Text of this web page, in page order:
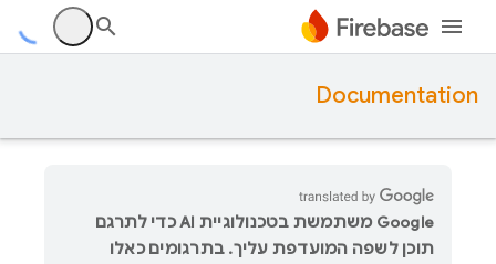
Documentation
‫Google משתמשת בטכנולוגיית AI כדי לתרגם
תוכן לשפה המועדפת עליך. בתרגומים כאלו